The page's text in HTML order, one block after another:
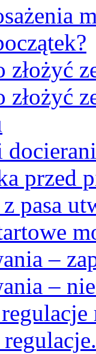
złożyć
złożyć
przed
pasa
–
–